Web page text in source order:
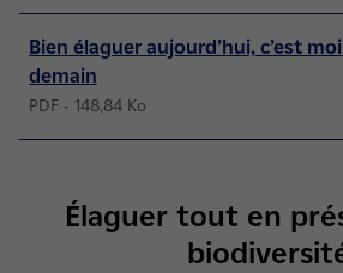
Bien élaguer aujourd’hui, c’est
demain
PDF - 148,84 Ko
Élaguer tout en